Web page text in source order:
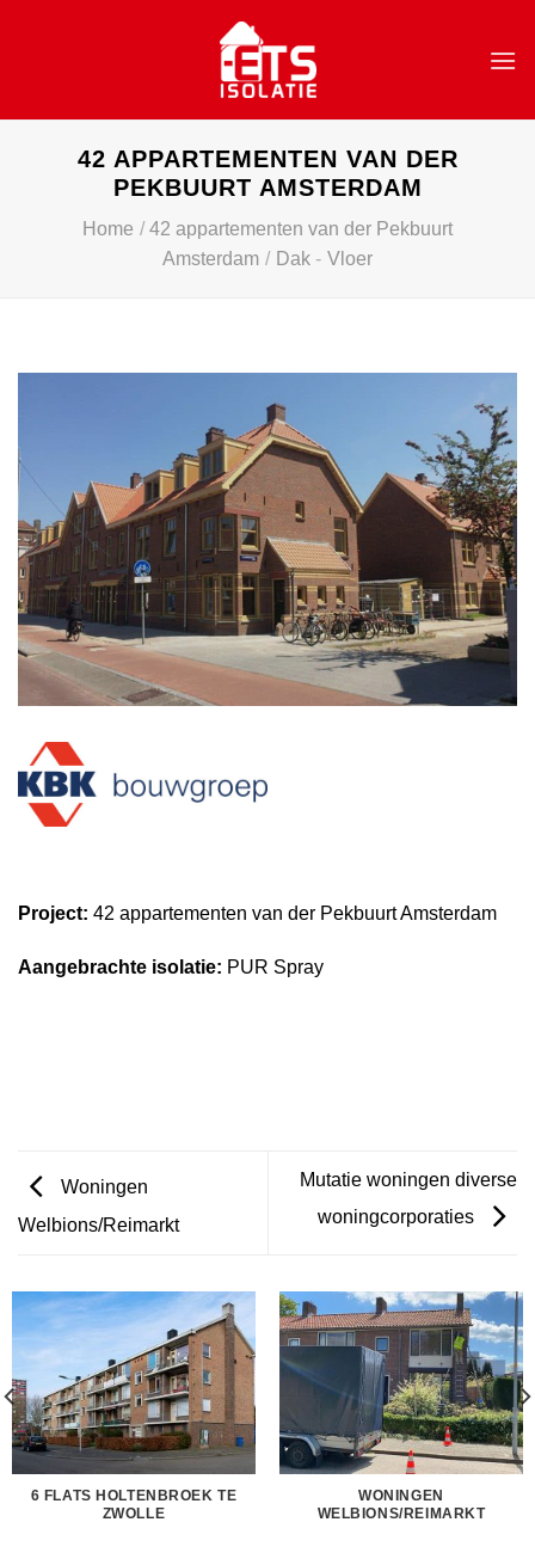
42 APPARTEMENTEN VAN DER
PEKBUURT AMSTERDAM
Home / 42 appartementen van der Pekbuurt
Amsterdam / Dak - Vloer
Project: 42 appartementen van der Pekbuurt Amsterdam
Aangebrachte isolatie: PUR Spray
Woningen
Welbions/Reimarkt
Mutatie woningen diverse
woningcorporaties
6 FLATS HOLTENBROEK TE
ZWOLLE
WONINGEN
WELBIONS/REIMARKT